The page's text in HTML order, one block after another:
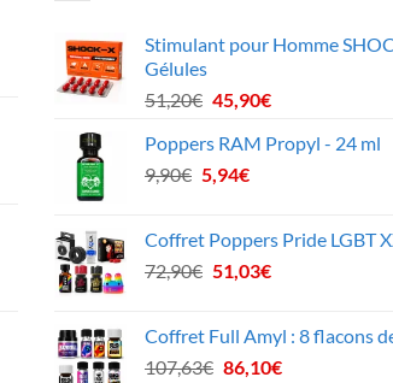
Stimulant pour Homme
Gélules
51,20€ Le
initial
était :
45,90€Le
actuel
Poppers RAM Propyl - 24 ml
9,90€ Le
était :
9,90€.
5,94€Le
est :
5,94€.
Coffret Poppers Pride LGBT
72,90€ Le
était :
72,90€.
51,03€Le
est :
51,03€.
Coffret Full Amyl : 8 flacons
107,63€ Le
86,10€Le